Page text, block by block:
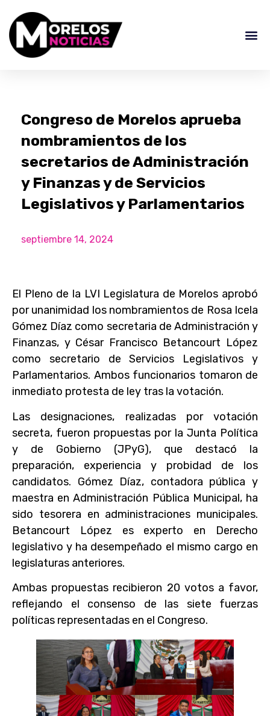
Congreso de Morelos aprueba
nombramientos de los
secretarios de Administración
y Finanzas y de Servicios
Legislativos y Parlamentarios
septiembre 14, 2024
El Pleno de la LVI Legislatura de Morelos aprobó
por unanimidad los nombramientos de Rosa Icela
Gómez Díaz como secretaria de Administración y
Finanzas, y César Francisco Betancourt López
como secretario de Servicios Legislativos y
Parlamentarios. Ambos funcionarios tomaron de
inmediato protesta de ley tras la votación.
Las designaciones, realizadas por votación
secreta, fueron propuestas por la Junta Política
y de Gobierno (JPyG), que destacó la
preparación, experiencia y probidad de los
candidatos. Gómez Díaz, contadora pública y
maestra en Administración Pública Municipal, ha
sido tesorera en administraciones municipales.
Betancourt López es experto en Derecho
legislativo y ha desempeñado el mismo cargo en
legislaturas anteriores.
Ambas propuestas recibieron 20 votos a favor,
reflejando el consenso de las siete fuerzas
políticas representadas en el Congreso.